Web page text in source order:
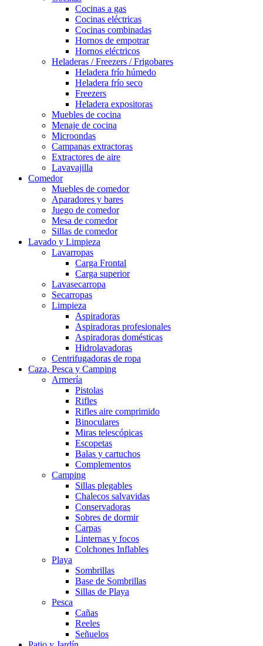
Cocinas a gas
Cocinas eléctricas
Cocinas combinadas
Hornos de empotrar
Hornos eléctricos
Heladeras / Freezers / Frigobares
Heladera frío húmedo
Heladera frío seco
Freezers
Heladera expositoras
Muebles de cocina
Menaje de cocina
Microondas
Campanas extractoras
Extractores de aire
Lavavajilla
Comedor
Muebles de comedor
Aparadores y bares
Juego de comedor
Mesa de comedor
Sillas de comedor
Lavado y Limpieza
Lavarropas
Carga Frontal
Carga superior
Lavasecarropa
Secarropas
Limpieza
Aspiradoras
Aspiradoras profesionales
Aspiradoras domésticas
Hidrolavadoras
Centrifugadoras de ropa
Caza, Pesca y Camping
Armería
Pistolas
Rifles
Rifles aire comprimido
Binoculares
Miras telescópicas
Escopetas
Balas y cartuchos
Complementos
Camping
Sillas plegables
Chalecos salvavidas
Conservadoras
Sobres de dormir
Carpas
Linternas y focos
Colchones Inflables
Playa
Sombrillas
Base de Sombrillas
Sillas de Playa
Pesca
Cañas
Reeles
Señuelos